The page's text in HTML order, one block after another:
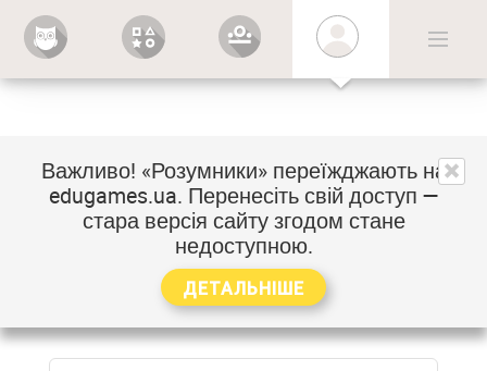
Важливо! «Розумники» переїжджають на
edugames.ua. Перенесіть свій доступ —
стара версія сайту згодом стане
недоступною.
ДЕТАЛЬНІШЕ
Увійдіть Зареєструватися
Якщо ви вже маєте логін та пароль,